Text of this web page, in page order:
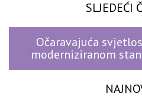
SLJEDEĆI
Očaravajuća
moderniziranom